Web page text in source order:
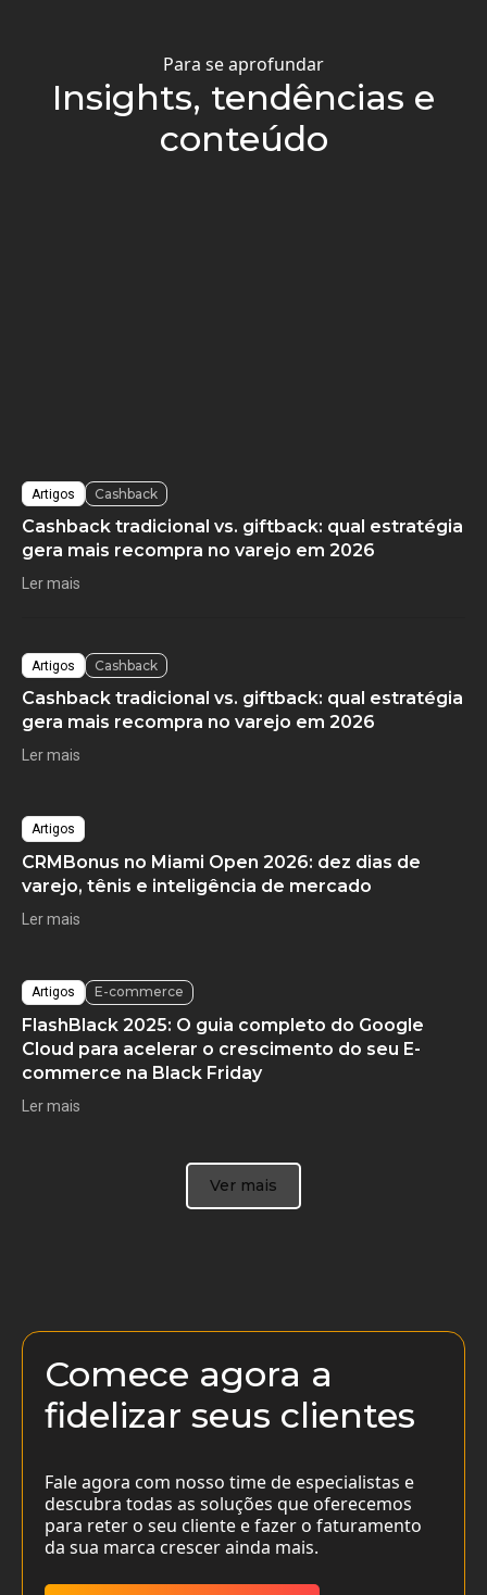
Para se aprofundar
Insights, tendências e
conteúdo
Artigos Cashback
Cashback tradicional vs. giftback: qual estratégia
gera mais recompra no varejo em 2026
Ler mais
Artigos Cashback
Cashback tradicional vs. giftback: qual estratégia
gera mais recompra no varejo em 2026
Ler mais
Artigos
CRMBonus no Miami Open 2026: dez dias de
varejo, tênis e inteligência de mercado
Ler mais
Artigos E-commerce
FlashBlack 2025: O guia completo do Google
Cloud para acelerar o crescimento do seu E-
commerce na Black Friday
Ler mais
Ver mais
Comece agora a
fidelizar seus clientes
Fale agora com nosso time de especialistas e
descubra todas as soluções que oferecemos
para reter o seu cliente e fazer o faturamento
da sua marca crescer ainda mais.